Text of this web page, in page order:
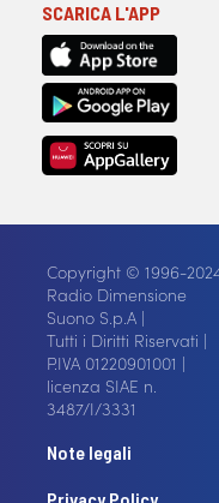
SCARICA L'APP
Copyright © 1996-
Radio Dimensione
Suono S.p.A |
Tutti i Diritti Riservati |
P.IVA 01220901001 |
licenza SIAE n.
3487/I/3331
Note legali
Privacy Policy